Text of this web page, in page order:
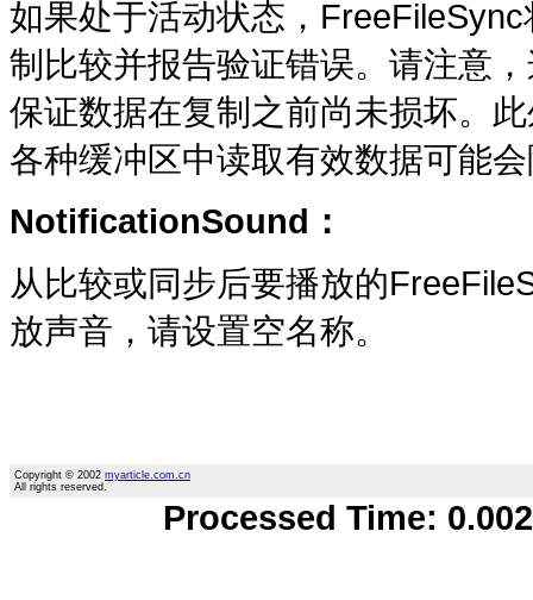
如果处于活动状态，
制比较并报告验证错误。请注意
保证数据在复制之前尚未损坏。
各种缓冲区中读取有效数据可能
NotificationSound ：
从比较或同步后要播放的
放声音，请设置空名称。
Copyright © 2002 myarticle.com.cn
All rights reserved.
Processed Time: